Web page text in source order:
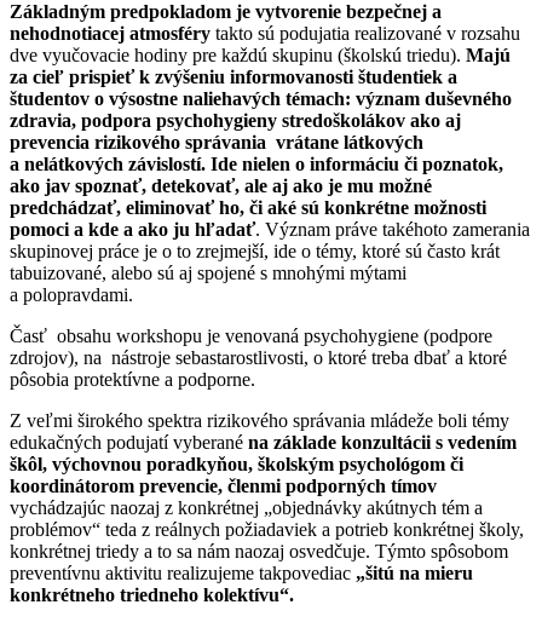
Základným predpokladom je vytvorenie bezpečnej a
nehodnotiacej atmosféry takto sú podujatia realizované v rozsahu
dve vyučovacie hodiny pre každú skupinu (školskú triedu). Majú
za cieľ prispieť k zvýšeniu informovanosti študentiek a
študentov o výsostne naliehavých témach: význam duševného
zdravia, podpora psychohygieny stredoškolákov ako aj
prevencia rizikového správania vrátane látkových
a nelátkových závislostí. Ide nielen o informáciu či poznatok,
ako jav spoznať, detekovať, ale aj ako je mu možné
predchádzať, eliminovať ho, či aké sú konkrétne možnosti
pomoci a kde a ako ju hľadať. Význam práve takéhoto zamerania
skupinovej práce je o to zrejmejší, ide o témy, ktoré sú často krát
tabuizované, alebo sú aj spojené s mnohými mýtami
a polopravdami.
Časť obsahu workshopu je venovaná psychohygiene (podpore
zdrojov), na nástroje sebastarostlivosti, o ktoré treba dbať a ktoré
pôsobia protektívne a podporne.
Z veľmi širokého spektra rizikového správania mládeže boli témy
edukačných podujatí vyberané na základe konzultácii s vedením
škôl, výchovnou poradkyňou, školským psychológom či
koordinátorom prevencie, členmi podporných tímov
vychádzajúc naozaj z konkrétnej „objednávky akútnych tém a
problémov“ teda z reálnych požiadaviek a potrieb konkrétnej školy,
konkrétnej triedy a to sa nám naozaj osvedčuje. Týmto spôsobom
preventívnu aktivitu realizujeme takpovediac „šitú na mieru
konkrétneho triedneho kolektívu“.